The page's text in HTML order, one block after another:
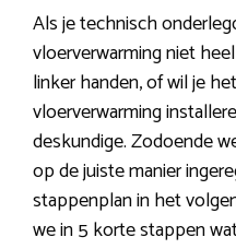
Als je technisch
vloerverwarming niet
linker handen, of wil je
vloerverwarming
deskundige. Zodoende
op de juiste manier
stappenplan in het
we in 5 korte stappen